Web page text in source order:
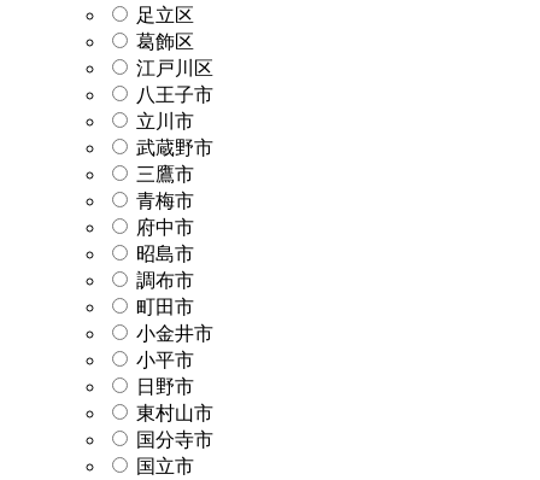
足立区
葛飾区
江戸川区
八王子市
立川市
武蔵野市
三鷹市
青梅市
府中市
昭島市
調布市
町田市
小金井市
小平市
日野市
東村山市
国分寺市
国立市